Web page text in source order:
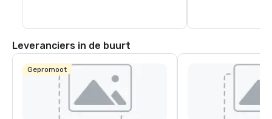
Leveranciers in de buurt
Gepromoot